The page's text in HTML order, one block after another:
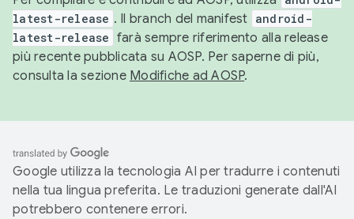
latest-release . Il branch del manifest android-
latest-release farà sempre riferimento alla release
più recente pubblicata su AOSP. Per saperne di più,
consulta la sezione Modifiche ad AOSP.
Google utilizza la tecnologia AI per tradurre i contenuti
nella tua lingua preferita. Le traduzioni generate dall'AI
potrebbero contenere errori.